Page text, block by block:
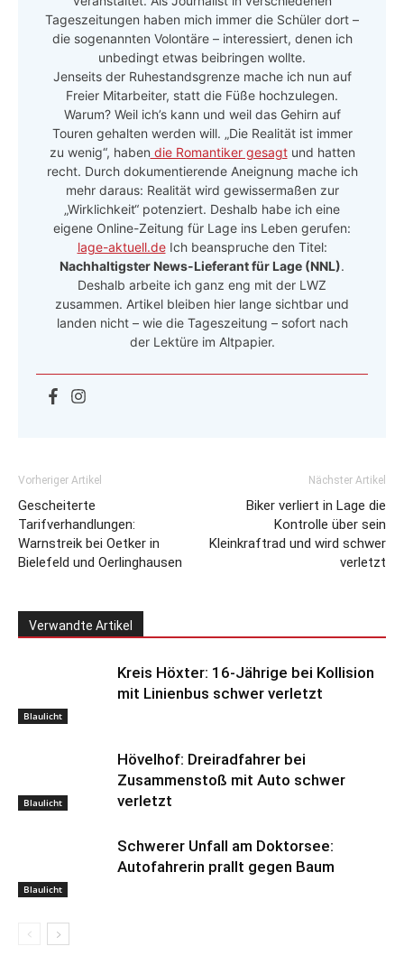
Tageszeitungen haben mich immer die Schüler dort –
die sogenannten Volontäre – interessiert, denen ich
unbedingt etwas beibringen wollte.
Jenseits der Ruhestandsgrenze mache ich nun auf
Freier Mitarbeiter, statt die Füße hochzulegen.
Warum? Weil ich’s kann und weil das Gehirn auf
Touren gehalten werden will. „Die Realität ist immer
zu wenig“, haben die Romantiker gesagtund hatten
recht. Durch dokumentierende Aneignung mache ich
mehr daraus: Realität wird gewissermaßen zur
„Wirklichkeit“ potenziert. Deshalb habe ich eine
eigene Online-Zeitung für Lage ins Leben gerufen:
lage-aktuell.deIch beanspruche den Titel:
Nachhaltigster News-Lieferant für Lage (NNL).
Deshalb arbeite ich ganz eng mit der LWZ
zusammen. Artikel bleiben hier lange sichtbar und
landen nicht – wie die Tageszeitung – sofort nach
der Lektüre im Altpapier.
Vorheriger Artikel
Gescheiterte
Tarifverhandlungen:
Warnstreik bei Oetker in
Bielefeld und Oerlinghausen
Nächster Artikel
Biker verliert in Lage die
Kontrolle über sein
Kleinkraftrad und wird schwer
verletzt
Verwandte Artikel
Blaulicht
Kreis Höxter: 16-Jährige bei Kollision
mit Linienbus schwer verletzt
Blaulicht
Hövelhof: Dreiradfahrer bei
Zusammenstoß mit Auto schwer
verletzt
Blaulicht
Schwerer Unfall am Doktorsee:
Autofahrerin prallt gegen Baum